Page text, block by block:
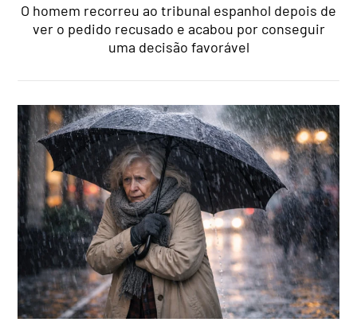
O homem recorreu ao tribunal espanhol depois de
ver o pedido recusado e acabou por conseguir
uma decisão favorável